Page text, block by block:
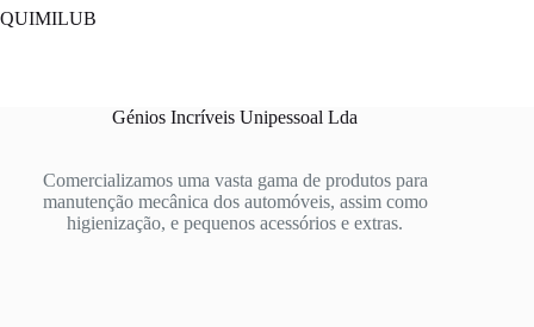
QUIMILUB
Génios Incríveis Unipessoal Lda
Comercializamos uma vasta gama de produtos para
manutenção mecânica dos automóveis, assim como
higienização, e pequenos acessórios e extras.